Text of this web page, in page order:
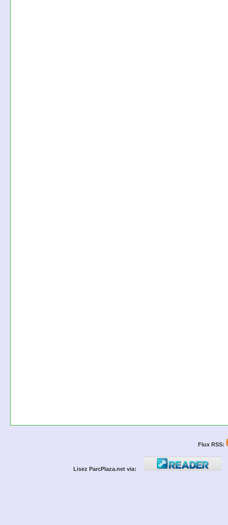
Flux RSS:
Lisez ParcPlaza.net via: